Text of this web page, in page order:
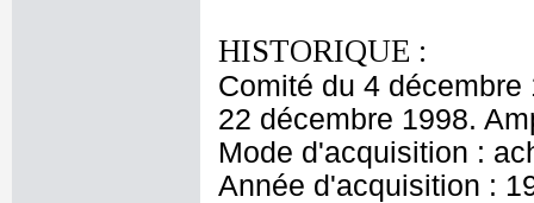
HISTORIQUE :
Comité du 4
22 décembre 1998.
Mode d'acquisition :
Année d'acquisition :